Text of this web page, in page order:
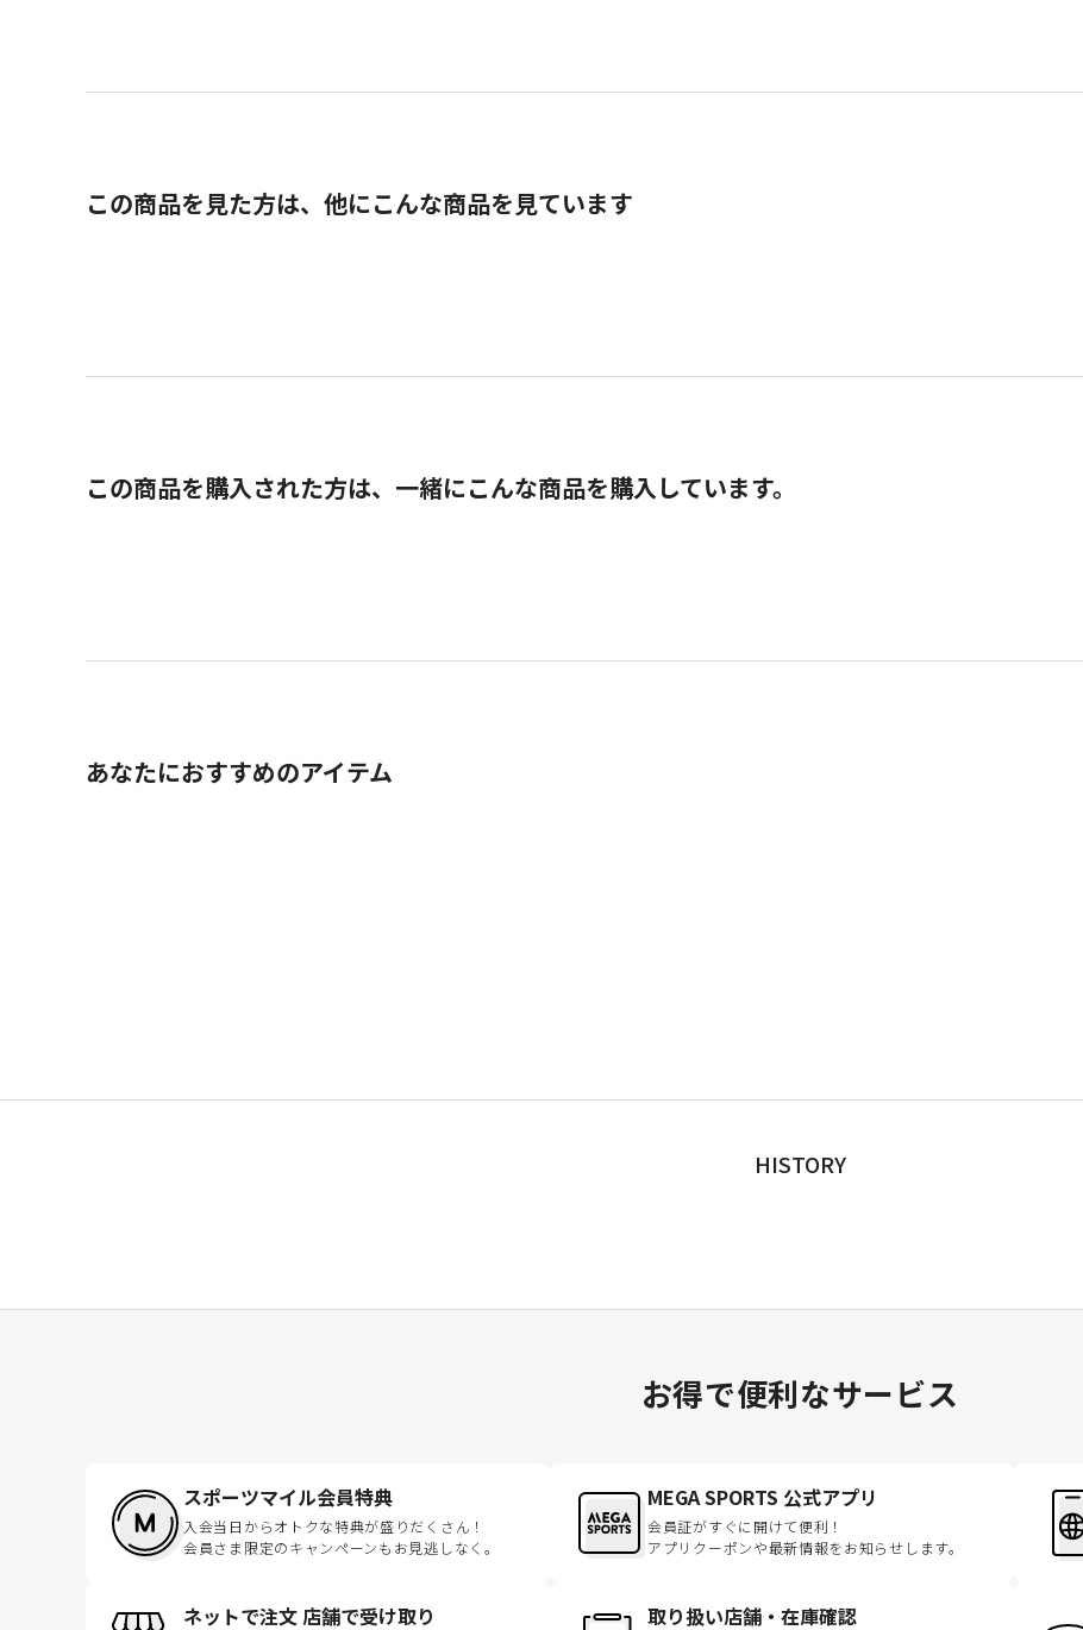
この商品を見た方は、他にこんな商品を見ています
この商品を購入された方は、一緒にこんな商品を購入しています。
あなたにおすすめのアイテム
HISTORY
お得で便利なサービス
スポーツマイル会員特典
入会当日からオトクな特典が盛りだくさん！
会員さま限定のキャンペーンもお見逃しなく。
MEGA SPORTS 公式アプリ
会員証がすぐに開けて便利！
アプリクーポンや最新情報をお知らせします。
ネットで注文 店舗で受け取り 取り扱い店舗・在庫確認